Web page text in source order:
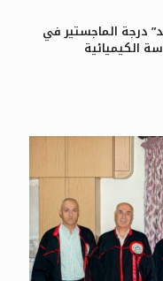
درجة الماجستير في
الكيميائية